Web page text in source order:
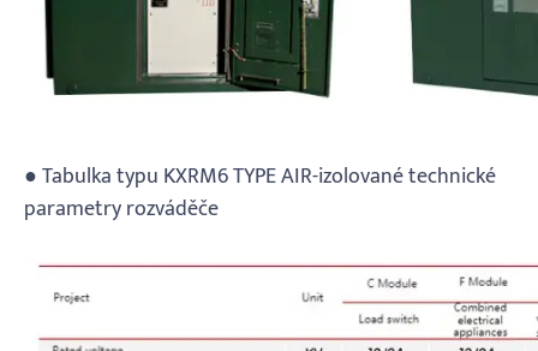
● Tabulka typu KXRM6 TYPE AIR-izolované technické
parametry rozváděče